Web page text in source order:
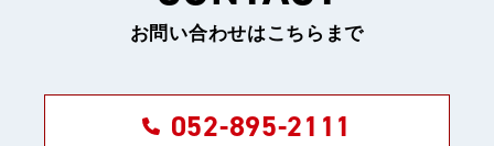
お問い合わせはこちらまで
052-895-2111